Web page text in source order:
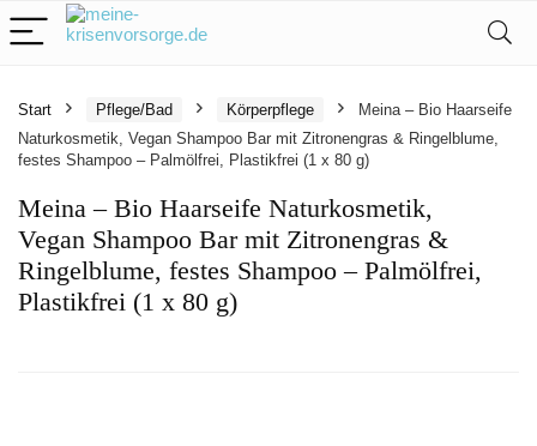
Start Pflege/Bad Körperpflege
Meina – Bio Haarseife
Naturkosmetik, Vegan Shampoo Bar mit Zitronengras & Ringelblume,
festes Shampoo – Palmölfrei, Plastikfrei (1 x 80 g)
Meina – Bio Haarseife Naturkosmetik,
Vegan Shampoo Bar mit Zitronengras &
Ringelblume, festes Shampoo – Palmölfrei,
Plastikfrei (1 x 80 g)